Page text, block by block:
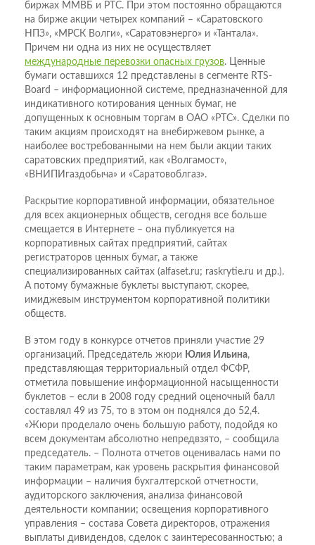
биржах ММВБ и РТС. При этом постоянно обращаются
на бирже акции четырех компаний – «Саратовского
НПЗ», «МРСК Волги», «Саратовэнерго» и «Тантала».
Причем ни одна из них не осуществляет
международные перевозки опасных грузов. Ценные
бумаги оставшихся 12 представлены в сегменте RTS-
Board – информационной системе, предназначенной для
индикативного котирования ценных бумаг, не
допущенных к основным торгам в ОАО «РТС». Сделки по
таким акциям происходят на внебиржевом рынке, а
наиболее востребованными на нем были акции таких
саратовских предприятий, как «Волгамост»,
«ВНИПИгаздобыча» и «Саратовоблгаз».
Раскрытие корпоративной информации, обязательное
для всех акционерных обществ, сегодня все больше
смещается в Интернете – она публикуется на
корпоративных сайтах предприятий, сайтах
регистраторов ценных бумаг, а также
специализированных сайтах (alfaset.ru; raskrytie.ru и др.).
А потому бумажные буклеты выступают, скорее,
имиджевым инструментом корпоративной политики
обществ.
В этом году в конкурсе отчетов приняли участие 29
организаций. Председатель жюри Юлия Ильина,
представляющая территориальный отдел ФСФР,
отметила повышение информационной насыщенности
буклетов – если в 2008 году средний оценочный балл
составлял 49 из 75, то в этом он поднялся до 52,4.
«Жюри проделало очень большую работу, подойдя ко
всем документам абсолютно непредвзято, – сообщила
председатель. – Полнота отчетов оценивалась нами по
таким параметрам, как уровень раскрытия финансовой
информации – наличия бухгалтерской отчетности,
аудиторского заключения, анализа финансовой
деятельности компании; освещения корпоративного
управления – состава Совета директоров, отражения
выплаты дивидендов, сделок с заинтересованностью; а